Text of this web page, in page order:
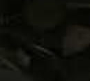
zur
nachdem Sie
absolviert haben